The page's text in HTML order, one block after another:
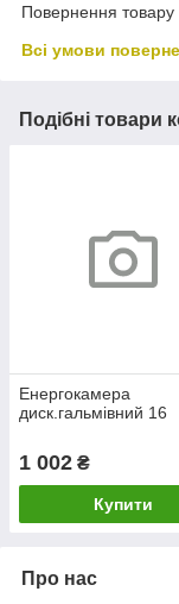
Повернення товару
Всі умови
Подібні товари
Енергокамера
диск.гальмівний 16
1 002 ₴
Купити
Про нас